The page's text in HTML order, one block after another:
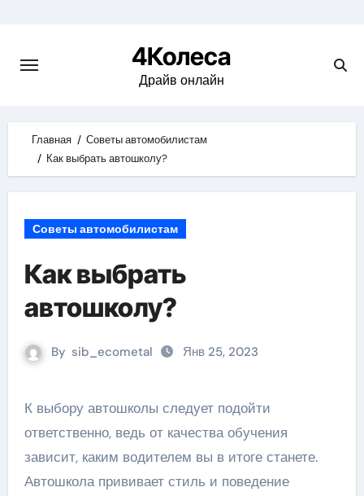
content
4Колеса
Драйв онлайн
Главная
Советы автомобилистам
Как выбрать автошколу?
Советы автомобилистам
Как выбрать
автошколу?
By sib_ecometal Янв 25, 2023
К выбору автошколы следует подойти
ответственно, ведь от качества обучения
зависит, каким водителем вы в итоге станете.
Автошкола прививает стиль и поведение